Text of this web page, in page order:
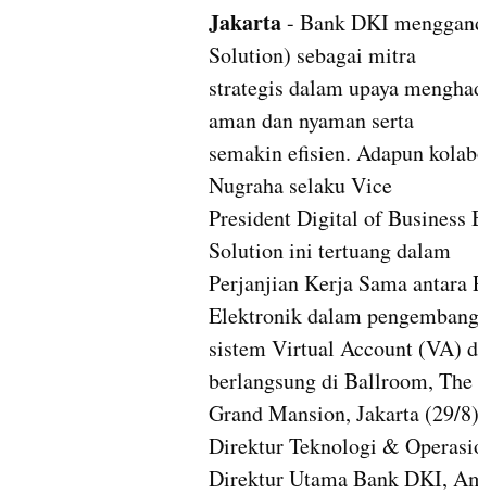
Jakarta - Bank DKI
Solution) sebagai mitra
strategis dalam upaya
aman dan nyaman serta
semakin efisien. Adapun
Nugraha selaku Vice
President Digital of Business
Solution ini tertuang dalam
Perjanjian Kerja Sama antara
Elektronik dalam
sistem Virtual Account (VA)
berlangsung di Ballroom, The
Grand Mansion, Jakarta (29/
Direktur Teknologi &
Direktur Utama Bank DKI,